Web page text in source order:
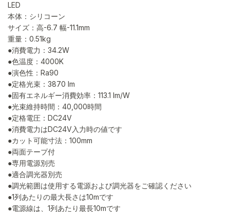
LED
本体：シリコーン
サイズ：高-6.7 幅-11.1mm
重量：0.51kg
●消費電力：34.2W
●色温度：4000K
●演色性：Ra90
●定格光束：3870 lm
●固有エネルギー消費効率：113.1 lm/W
●光束維持時間：40,000時間
●定格電圧：DC24V
●消費電力はDC24V入力時の値です
●カット可能寸法：100mm
●両面テープ付
●専用電源別売
●適合調光器別売
●調光範囲は使用する電源および調光器をご確認ください
●1列あたりの最大長さは10mです
●電源線は、1列あたり最長10mです